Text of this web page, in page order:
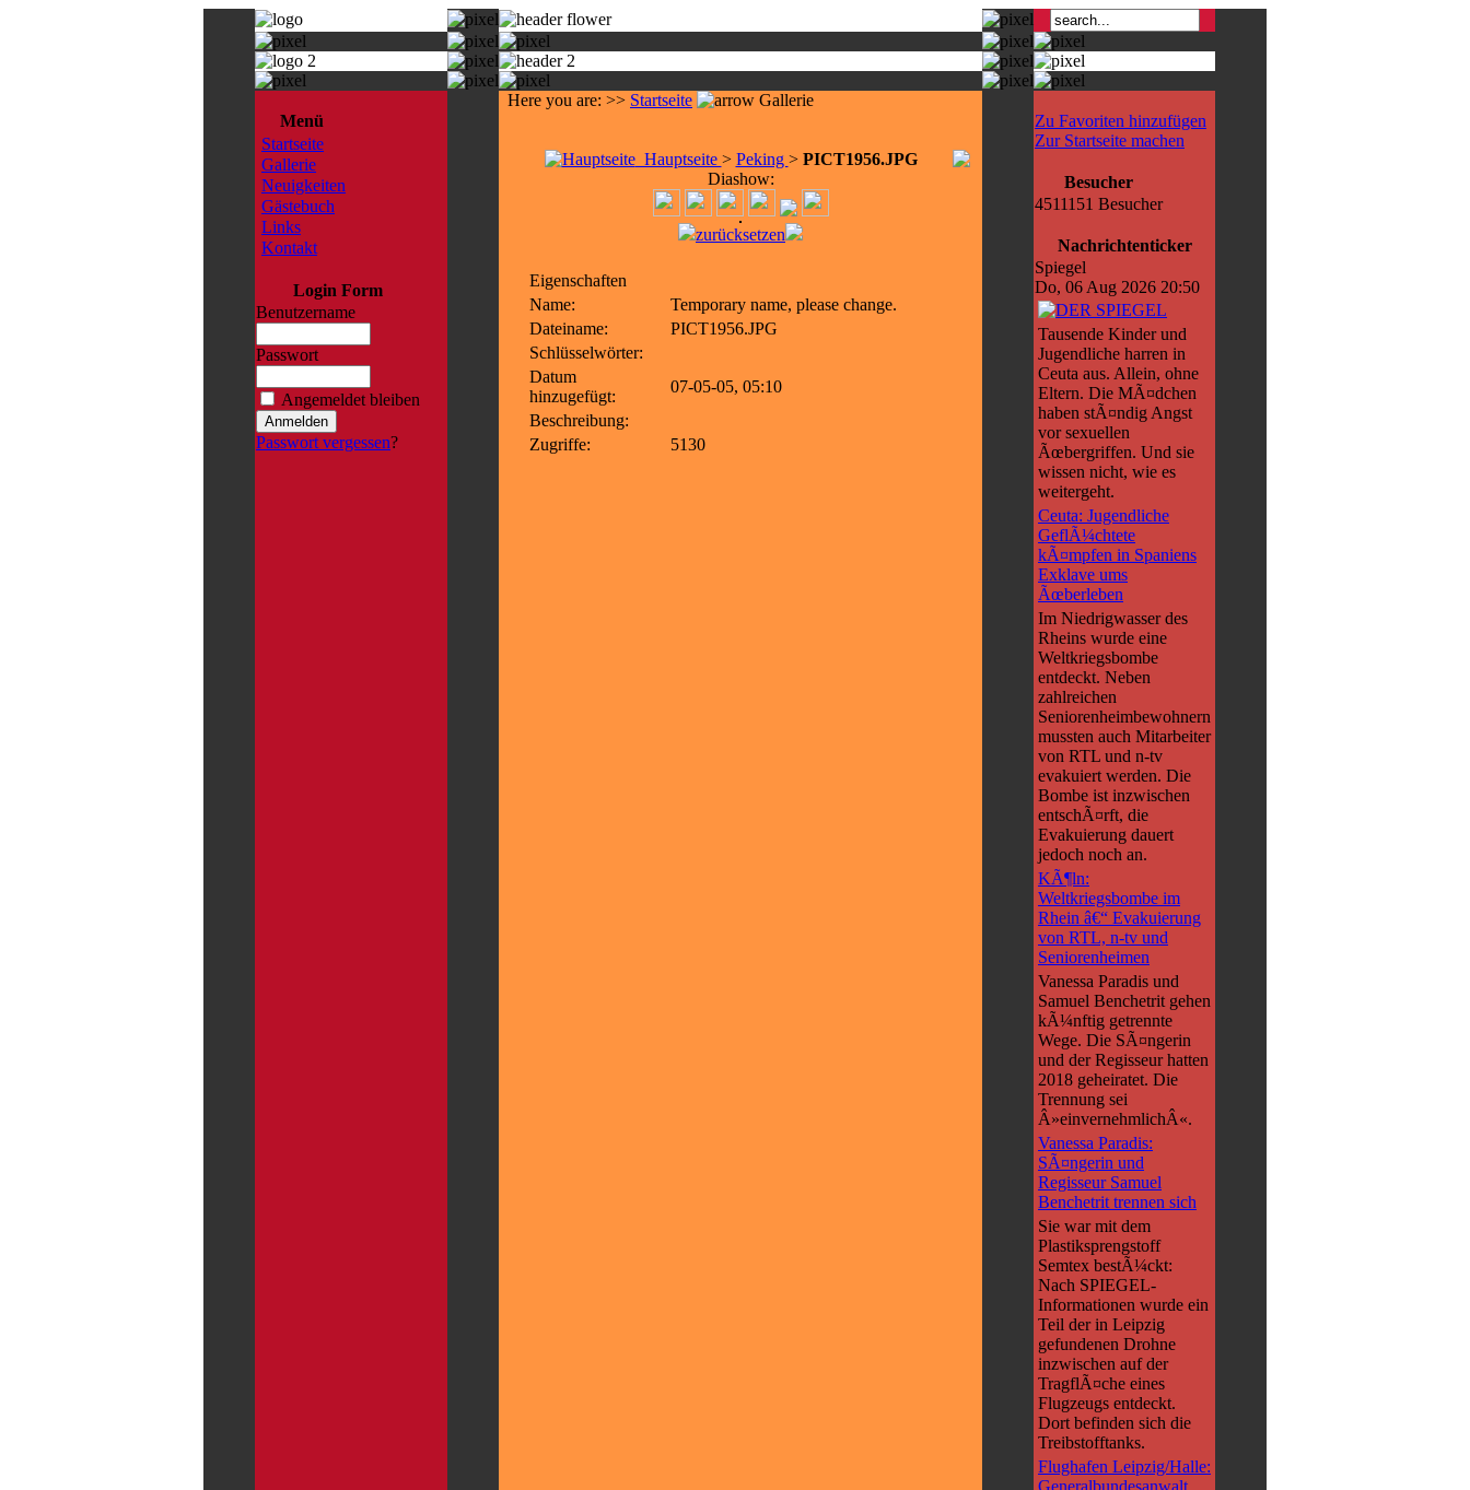
Menü
Startseite
Gallerie
Neuigkeiten
Gästebuch
Links
Kontakt
Login Form
Benutzername
Passwort
Angemeldet bleiben
Passwort vergessen?
Here you are: >> Startseite Gallerie
Hauptseite > Peking > PICT1956.JPG
Diashow:
zurücksetzen
Eigenschaften
Name:
Temporary name, please change.
Dateiname:
PICT1956.JPG
Schlüsselwörter:
Datum
hinzugefügt:
07-05-05, 05:10
Beschreibung:
Zugriffe:
5130
Zu Favoriten hinzufügen
Zur Startseite machen
Besucher
4511151 Besucher
Nachrichtenticker
Spiegel
Do, 06 Aug 2026 20:50
Tausende Kinder und
Jugendliche harren in
Ceuta aus. Allein, ohne
Eltern. Die MÃ¤dchen
haben stÃ¤ndig Angst
vor sexuellen
Ãœbergriffen. Und sie
wissen nicht, wie es
weitergeht.
Ceuta: Jugendliche
GeflÃ¼chtete
kÃ¤mpfen in Spaniens
Exklave ums
Ãœberleben
Im Niedrigwasser des
Rheins wurde eine
Weltkriegsbombe
entdeckt. Neben
zahlreichen
Seniorenheimbewohnern
mussten auch Mitarbeiter
von RTL und n-tv
evakuiert werden. Die
Bombe ist inzwischen
entschÃ¤rft, die
Evakuierung dauert
jedoch noch an.
KÃ¶ln:
Weltkriegsbombe im
Rhein â€“ Evakuierung
von RTL, n-tv und
Seniorenheimen
Vanessa Paradis und
Samuel Benchetrit gehen
kÃ¼nftig getrennte
Wege. Die SÃ¤ngerin
und der Regisseur hatten
2018 geheiratet. Die
Trennung sei
Â»einvernehmlichÂ«.
Vanessa Paradis:
SÃ¤ngerin und
Regisseur Samuel
Benchetrit trennen sich
Sie war mit dem
Plastiksprengstoff
Semtex bestÃ¼ckt:
Nach SPIEGEL-
Informationen wurde ein
Teil der in Leipzig
gefundenen Drohne
inzwischen auf der
TragflÃ¤che eines
Flugzeugs entdeckt.
Dort befinden sich die
Treibstofftanks.
Flughafen Leipzig/Halle:
Generalbundesanwalt